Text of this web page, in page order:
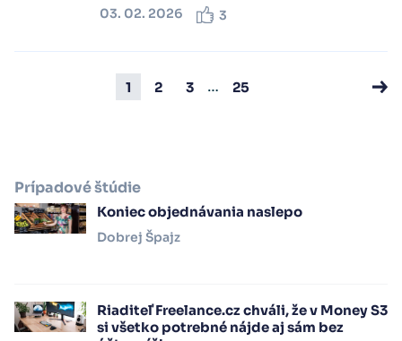
03. 02. 2026 3
1 2 3 … 25
Prípadové štúdie
Koniec objednávania naslepo
Dobrej Špajz
Riaditeľ Freelance.cz chváli, že v Money S3
si všetko potrebné nájde aj sám bez